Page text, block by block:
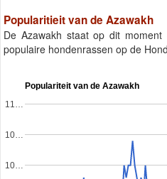
Popularitieit van de Azawakh
De Azawakh staat op dit
populaire hondenrassen op de
Populariteit van de Azawakh
10…
10…
11…